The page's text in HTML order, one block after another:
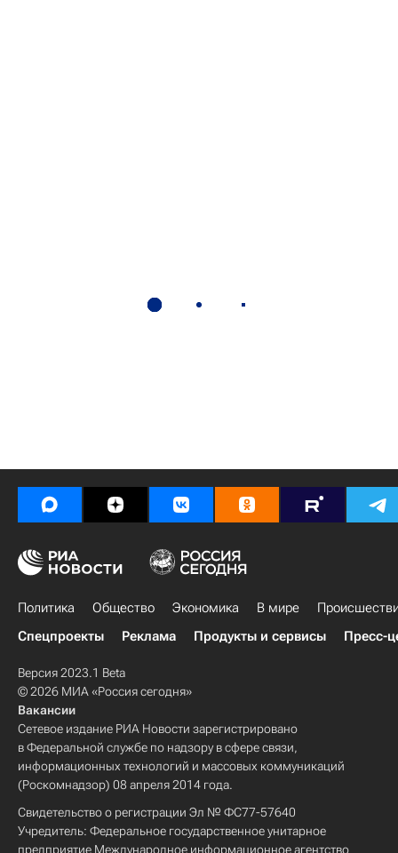
Политика Общество Экономика В мире
Спецпроекты
Реклама Продукты и сервисы Пресс-
Версия 2023.1 Beta
© 2026 МИА «Россия сегодня»
Вакансии
Сетевое издание РИА Новости зарегистрировано
в Федеральной службе по надзору в сфере связи,
информационных технологий и массовых коммуникаций
(Роскомнадзор) 08 апреля 2014 года.
Свидетельство о регистрации Эл № ФС77-57640
Учредитель: Федеральное государственное унитарное
предприятие Международное информационное агентство